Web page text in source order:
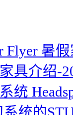
Flyer 暑
具介绍-
统